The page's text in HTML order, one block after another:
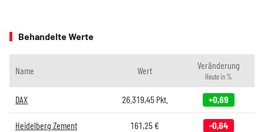
Behandelte Werte
Name Wert Veränderung
Heute in %
DAX 26.319,45Pkt. +0,69
Heidelberg Zement 161,25 € -0,64